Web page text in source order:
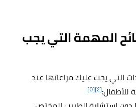
المهمة التي يجب
التي يجب عليك مراعاتها عند
للأطفال:[٤] [٥]